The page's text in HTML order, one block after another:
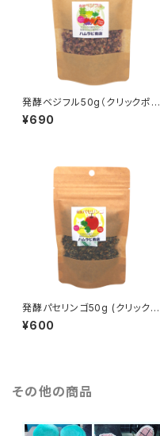
発酵ベジフル50g（クリックポス
ト）
¥690
発酵パセリンゴ50g (クリックポ
スト)
¥600
その他の商品